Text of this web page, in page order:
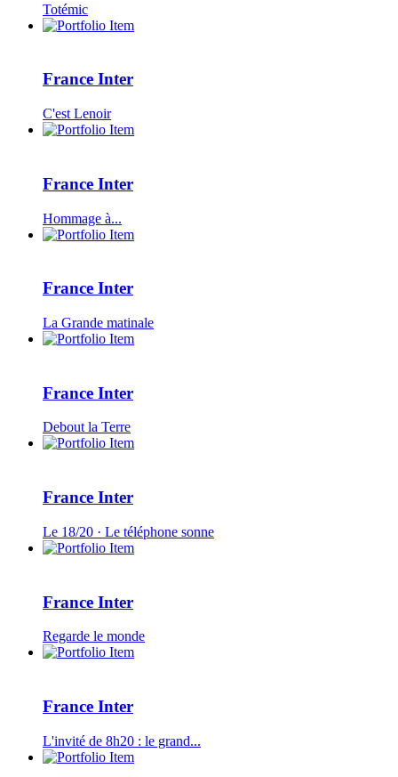
Totémic
France Inter
C'est Lenoir
France Inter
Hommage à...
France Inter
La Grande matinale
France Inter
Debout la Terre
France Inter
Le 18/20 · Le téléphone sonne
France Inter
Regarde le monde
France Inter
L'invité de 8h20 : le grand...